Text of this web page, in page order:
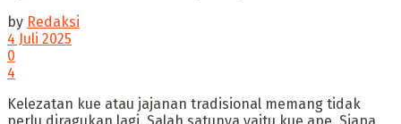
by Redaksi
4 Juli 2025
0
4
‎Kelezatan kue atau jajanan tradisional memang tidak